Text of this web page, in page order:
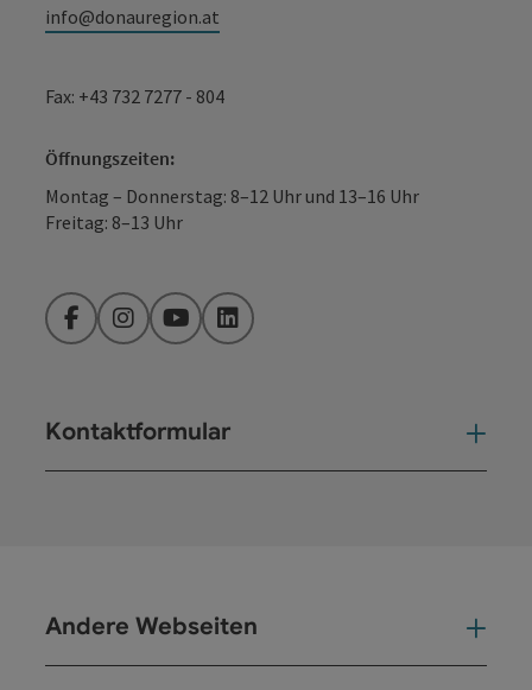
info@donauregion.at
Fax: +43 732 7277 - 804
Öffnungszeiten:
Montag – Donnerstag: 8–12 Uhr und 13–16 Uhr
Freitag: 8–13 Uhr
FacebookInstagramYouTubeLinkedIn
Kontaktformular
Andere Webseiten